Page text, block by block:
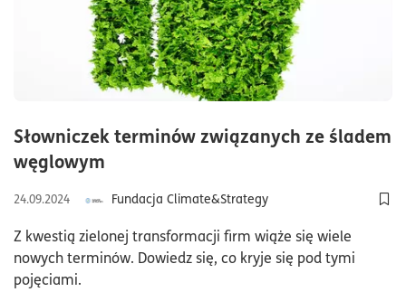
Słowniczek terminów związanych ze śladem
węglowym
24.09.2024
Fundacja Climate&Strategy
Z kwestią zielonej transformacji firm wiąże się wiele
nowych terminów. Dowiedz się, co kryje się pod tymi
pojęciami.